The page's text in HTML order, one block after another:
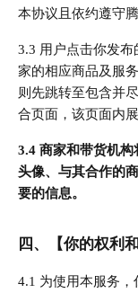
本协议且依约遵守
3.3 用户点击你发
家的相应商品及服
则先跳转至包含并
合页面，该页面内
3.4 商家和带货机构
头像、与其合作的
要的信息。
四、【你的权利
4.1 为使用本服务，